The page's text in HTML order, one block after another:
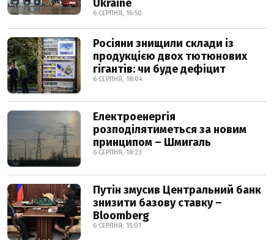
Ukraine
6 СЕРПНЯ, 16:50
Росіяни знищили склади із
продукцією двох тютюнових
гігантів: чи буде дефіцит
6 СЕРПНЯ, 18:04
Електроенергія
розподілятиметься за новим
принципом – Шмигаль
6 СЕРПНЯ, 18:23
Путін змусив Центральний банк
знизити базову ставку –
Bloomberg
6 СЕРПНЯ, 15:07